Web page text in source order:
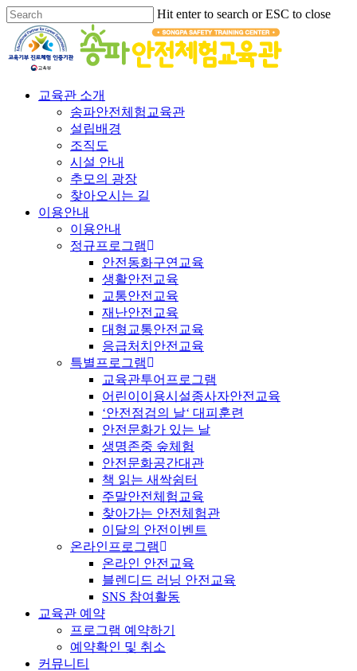
Hit enter to search or ESC to close
교육관 소개
송파안전체험교육관
설립배경
조직도
시설 안내
추모의 광장
찾아오시는 길
이용안내
이용안내
정규프로그램
안전동화구연교육
생활안전교육
교통안전교육
재난안전교육
대형교통안전교육
응급처치안전교육
특별프로그램
교육관투어프로그램
어린이이용시설종사자안전교육
‘안전점검의 날‘ 대피훈련
안전문화가 있는 날
생명존중 숲체험
안전문화공간대관
책 읽는 새싹쉼터
주말안전체험교육
찾아가는 안전체험관
이달의 안전이벤트
온라인프로그램
온라인 안전교육
블렌디드 러닝 안전교육
SNS 참여활동
교육관 예약
프로그램 예약하기
예약확인 및 취소
커뮤니티